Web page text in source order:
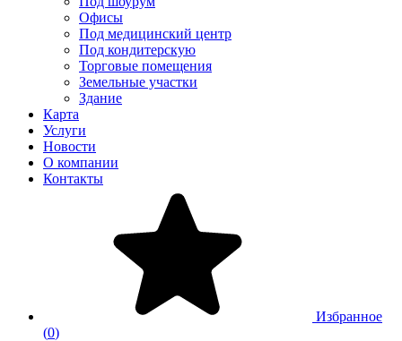
Офисы
Под медицинский центр
Под кондитерскую
Торговые помещения
Земельные участки
Здание
Карта
Услуги
Новости
О компании
Контакты
Избранное
(0)